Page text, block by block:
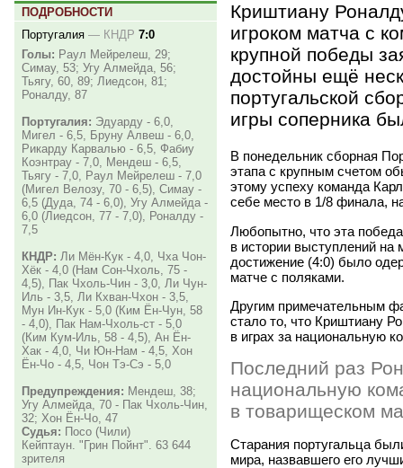
Криштиану
игроком матча с
крупной победы
достойны ещё
португальской
игры соперника
В понедельник сборная
этапа с крупным счетом
этому успеху команда
себе место в 1/8 финала,
Любопытно, что эта
в истории выступлений
достижение (4:0) было
матче с поляками.
Другим примечательным
стало то, что Криштиану
в играх за национальную
Последний раз
национальную
в товарищеском
Старания португальца
мира, назвавшего его
ПОДРОБНОСТИ
Португалия — КНДР 7:0
Голы: Раул Мейрелеш, 29;
Симау, 53; Угу Алмейда, 56;
Тьягу, 60, 89; Лиедсон, 81;
Роналду, 87
Португалия: Эдуарду - 6,0,
Мигел - 6,5, Бруну Алвеш - 6,0,
Рикарду Карвалью - 6,5, Фабиу
Коэнтрау - 7,0, Мендеш - 6,5,
Тьягу - 7,0, Раул Мейрелеш - 7,0
(Мигел Велозу, 70 - 6,5), Симау -
6,5 (Дуда, 74 - 6,0), Угу Алмейда -
6,0 (Лиедсон, 77 - 7,0), Роналду -
7,5
КНДР: Ли Мён-Кук - 4,0, Чха Чон-
Хёк - 4,0 (Нам Сон-Чхоль, 75 -
4,5), Пак Чхоль-Чин - 3,0, Ли Чун-
Иль - 3,5, Ли Кхван-Чхон - 3,5,
Мун Ин-Кук - 5,0 (Ким Ён-Чун, 58
- 4,0), Пак Нам-Чхоль-ст - 5,0
(Ким Кум-Иль, 58 - 4,5), Ан Ён-
Хак - 4,0, Чи Юн-Нам - 4,5, Хон
Ён-Чо - 4,5, Чон Тэ-Сэ - 5,0
Предупреждения: Мендеш, 38;
Угу Алмейда, 70 - Пак Чхоль-Чин,
32; Хон Ён-Чо, 47
Судья: Посо (Чили)
Кейптаун. "Грин Пойнт". 63 644
зрителя